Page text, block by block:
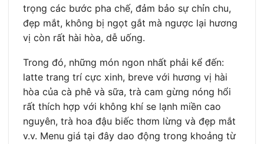
trọng các bước pha chế, đảm bảo sự chỉn chu,
đẹp mắt, không bị ngọt gắt mà ngược lại hương
vị còn rất hài hòa, dễ uống.
Trong đó, những món ngon nhất phải kể đến:
latte trang trí cực xinh, breve với hương vị hài
hòa của cà phê và sữa, trà cam gừng nóng hổi
rất thích hợp với không khí se lạnh miền cao
nguyên, trà hoa đậu biếc thơm lừng và đẹp mắt
v.v. Menu giá tại đây dao động trong khoảng từ